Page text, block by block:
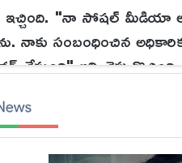
ఇచ్చింది. "నా సోషల్ మీడియా
సంబంధించిన అధికారిక
చేస్తుంది" అని
ఏంటి అనేది మాత్రం ఆమె
ప్రెజర్, సోషల్ మీడియా నెగెటివిటీ